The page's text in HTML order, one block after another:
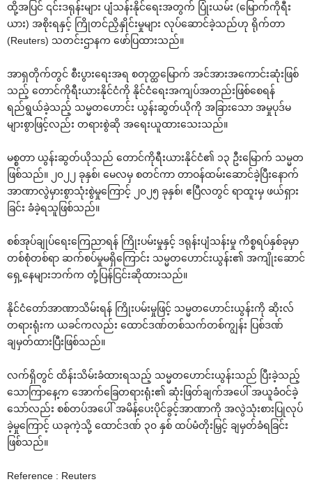
ထို့အပြင် ၎င်းဒရုန်းများ ပျံသန်းနိုင်ရေးအတွက် ပြုံးယမ်း (မြောက်ကိုရီး
ယား) အစိုးရနှင့် ကြိုတင်ညှိနှိုင်းမှုများ လုပ်ဆောင်ခဲ့သည်ဟု ရိုက်တာ
(Reuters) သတင်းဌာနက ဖော်ပြထားသည်။
အာရှတိုက်တွင် စီးပွားရေးအရ စတုတ္ထမြောက် အင်အားအကောင်းဆုံးဖြစ်
သည့် တောင်ကိုရီးယားနိုင်ငံကို နိုင်ငံရေးအကျပ်အတည်းဖြစ်စေရန်
ရည်ရွယ်ခဲ့သည့် သမ္မတဟောင်း ယွန်းဆွတ်ယိုကို အခြားသော အမှုပုဒ်မ
များစွာဖြင့်လည်း တရားစွဲဆို အရေးယူထားသေးသည်။
မစ္စတာ ယွန်းဆွတ်ယိုသည် တောင်ကိုရီးယားနိုင်ငံ၏ ၁၃ ဦးမြောက် သမ္မတ
ဖြစ်သည်။ ၂၀၂၂ ခုနှစ်၊ မေလမှ စတင်ကာ တာဝန်ထမ်းဆောင်ခဲ့ပြီးနောက်
အာဏာလွဲမှားစွာသုံးစွဲမှုကြောင့် ၂၀၂၅ ခုနှစ်၊ ဧပြီလတွင် ရာထူးမှ ဖယ်ရှား
ခြင်း ခံခဲ့ရသူဖြစ်သည်။
စစ်အုပ်ချုပ်ရေးကြေညာရန် ကြိုးပမ်းမှုနှင့် ဒရုန်းပျံသန်းမှု ကိစ္စရပ်နှစ်ခုမှာ
တစ်စုံတစ်ရာ ဆက်စပ်မှုမရှိကြောင်း သမ္မတဟောင်းယွန်း၏ အကျိုးဆောင်
ရှေ့နေများဘက်က တုံ့ပြန်ငြင်းဆိုထားသည်။
နိုင်ငံတော်အာဏာသိမ်းရန် ကြိုးပမ်းမှုဖြင့် သမ္မတဟောင်းယွန်းကို ဆိုးလ်
တရားရုံးက ယခင်ကလည်း ထောင်ဒဏ်တစ်သက်တစ်ကျွန်း ပြစ်ဒဏ်
ချမှတ်ထားပြီးဖြစ်သည်။
လက်ရှိတွင် ထိန်းသိမ်းခံထားရသည့် သမ္မတဟောင်းယွန်းသည် ပြီးခဲ့သည့်
သောကြာနေ့က အောက်ခြေတရားရုံး၏ ဆုံးဖြတ်ချက်အပေါ် အယူခံဝင်ခဲ့
သော်လည်း စစ်တပ်အပေါ် အမိန့်ပေးပိုင်ခွင့်အာဏာကို အလွဲသုံးစားပြုလုပ်
ခဲ့မှုကြောင့် ယခုကဲ့သို့ ထောင်ဒဏ် ၃၀ နှစ် ထပ်မံတိုးမြှင့် ချမှတ်ခံရခြင်း
ဖြစ်သည်။
Reference : Reuters